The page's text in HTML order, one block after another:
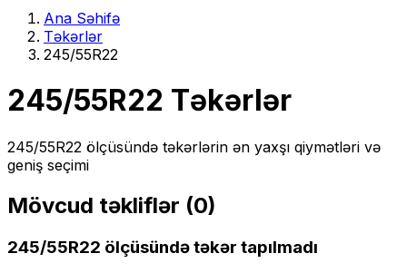
Ana Səhifə
Təkərlər
245/55R22
245/55R22 Təkərlər
245/55R22 ölçüsündə təkərlərin ən yaxşı qiymətləri və
geniş seçimi
Mövcud təkliflər (0)
245/55R22 ölçüsündə təkər tapılmadı